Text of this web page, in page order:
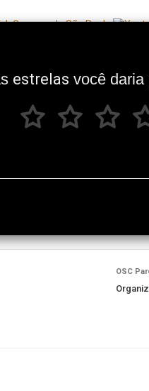
com Organizações
ORGANIZAÇÕES DA
OSC
estrelas você daria